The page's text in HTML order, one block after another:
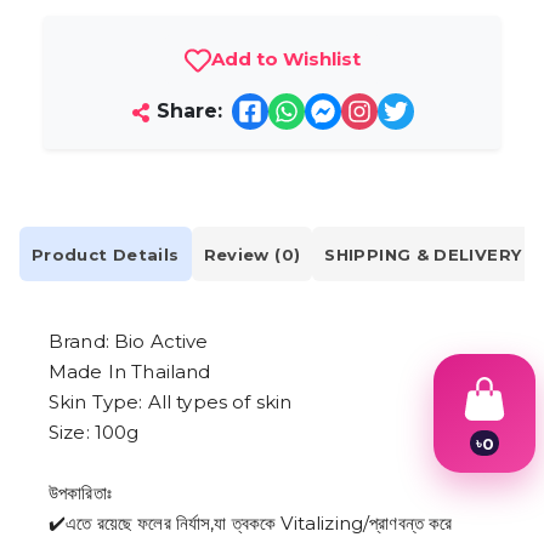
Add to Wishlist
Share:
Product Details Review (0) SHIPPING & DELIVERY
Brand: Bio Active
Made In Thailand
Skin Type: All types of skin
Size: 100g
উপকারিতাঃ
✔️এতে রয়েছে ফলের নির্যাস,যা ত্বককে Vitalizing/প্রাণবন্ত করে
৳0